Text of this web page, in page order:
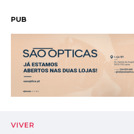
PUB
Diversos vitrais do Mosteiro da
VIVER